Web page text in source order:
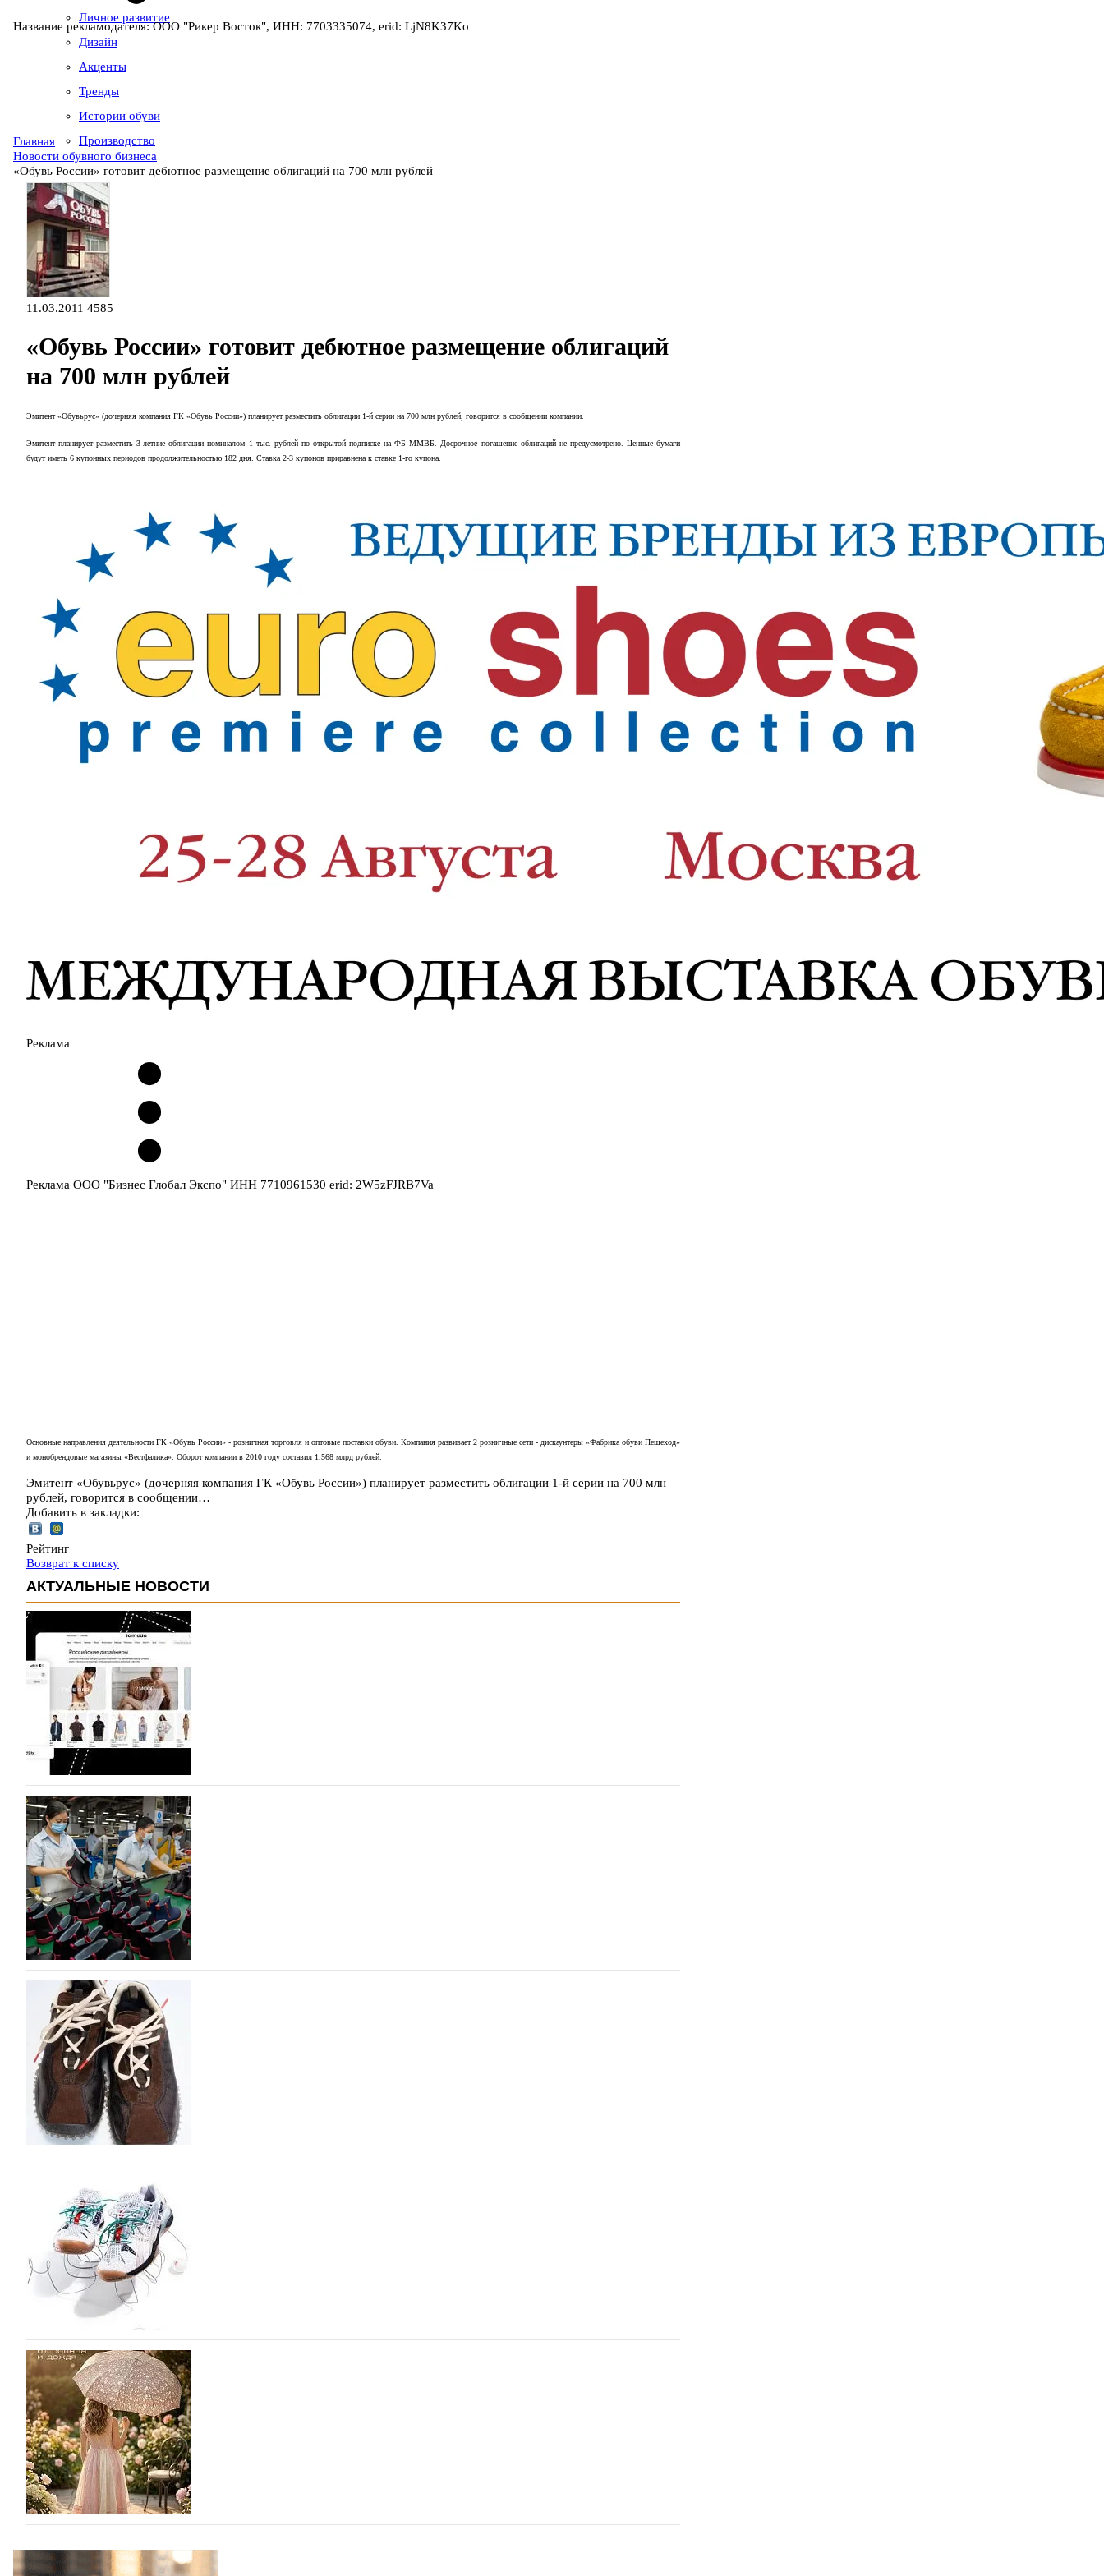
Личное развитие
Дизайн
Акценты
Тренды
Истории обуви
Производство
Название рекламодателя: ООО "Рикер Восток", ИНН: 7703335074, erid: LjN8K37Ko
Главная
Новости обувного бизнеса
«Обувь России» готовит дебютное размещение облигаций на 700 млн рублей
11.03.2011 4585
«Обувь России» готовит дебютное размещение облигаций
на 700 млн рублей
Эмитент «Обувьрус» (дочерняя компания ГК «Обувь России») планирует разместить облигации 1-й серии на 700 млн рублей, говорится в сообщении компании.
Эмитент планирует разместить 3-летние облигации номиналом 1 тыс. рублей по открытой подписке на ФБ ММВБ. Досрочное погашение облигаций не предусмотрено. Ценные бумаги
будут иметь 6 купонных периодов продолжительностью 182 дня. Ставка 2-3 купонов приравнена к ставке 1-го купона.
Реклама
Реклама ООО "Бизнес Глобал Экспо" ИНН 7710961530 erid: 2W5zFJRB7Va
Основные направления деятельности ГК «Обувь России» - розничная торговля и оптовые поставки обуви. Компания развивает 2 розничные сети - дискаунтеры «Фабрика обуви Пешеход»
и монобрендовые магазины «Вестфалика». Оборот компании в 2010 году составил 1,568 млрд рублей.
Эмитент «Обувьрус» (дочерняя компания ГК «Обувь России») планирует разместить облигации 1-й серии на 700 млн
рублей, говорится в сообщении…
Добавить в закладки:
Рейтинг
Возврат к списку
АКТУАЛЬНЫЕ НОВОСТИ
На платформе Lamoda - новый раздел и условия продвижения локальных
дизайнерских марок
Российский маркетплейс Lamoda решил обновить раздел для продажи продукции локальных дизайнерских
марок одежды, обуви и аксессуаров. Бренды также получат маркетинговую…
06.08.2026 354
Объем мирового производства обуви в 2025 году практически не увеличился
В 2025 году мировое производство обуви практически не изменилось, зафиксировав незначительный рост
на 0,1% до 24,6 млрд пар, - данные опубликованы в аналитическом вестнике «Всемирный ежегодник обуви
2026», Португальской ассоциацией…
06.08.2026 535
Популярный силуэт бренда,1999 года выпуска, соответствует сегодняшнему тренду на
сникерины (гибридный вариант балеток и кроссовок обтекаемой формы и с тонкой подошвой). Но в
модели Miu Miu Bubble присутствует еще и…
05.08.2026 1876
ASICS выпускает вторую коллаборацию с Little Tokyo Table Tennis - на стыке спорта и
моды
ASICS снова выпускает коллаборацию с Лос-Анджельским клубом настольного тенниса Little Tokyo Table
Tennis. Интерес японского спортивного гиганта к сотрудничеству с теннисным клубом возник не на
пустом…
05.08.2026 1138